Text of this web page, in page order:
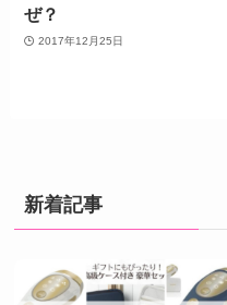
ぜ？
2017年12月25日
新着記事